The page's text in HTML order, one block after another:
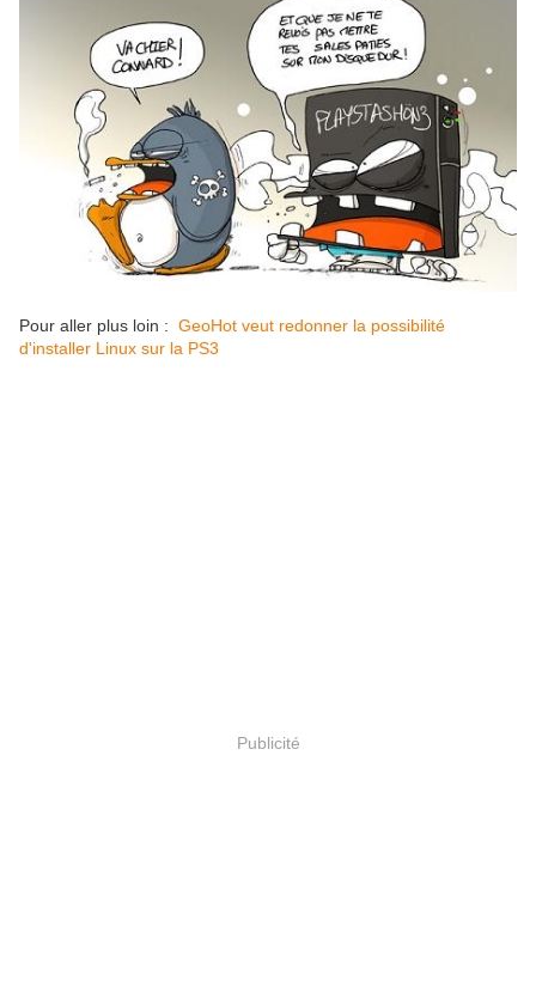
Pour aller plus loin : GeoHot veut redonner la possibilité
d'installer Linux sur la PS3
Publicité